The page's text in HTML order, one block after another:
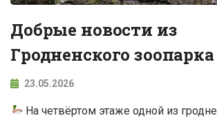
Добрые новости из
Гродненского зоопарка
23.05.2026
На четвёртом этаже одной из